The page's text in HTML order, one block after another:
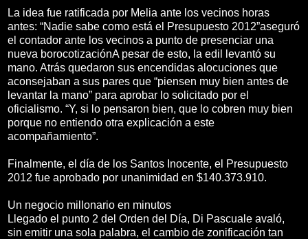
La idea fue ratificada por Melia ante los vecinos horas
antes: “Nadie sabe como está el Presupuesto 2012”aseguró
el contador ante los vecinos a punto de presenciar una
nueva borocotizaciónA pesar de esto, la edil levantó su
mano. Atrás quedaron sus encendidas alocuciones que
aconsejaban a sus pares que “piensen muy bien antes de
levantar la mano” para aprobar lo solicitado por el
oficialismo. “Y, si lo pensaron bien, que lo cobren muy bien
porque no entiendo otra explicación a este
acompañamiento”.
Finalmente, el día de los Santos Inocente, el Presupuesto
2012 fue aprobado por unanimidad en $140.373.910.
Un negocio millonario en minutos
Llegado el punto 2 del Orden del Día, Di Pascuale avaló,
sin emitir una sola palabra, el cambio de zonificación tan